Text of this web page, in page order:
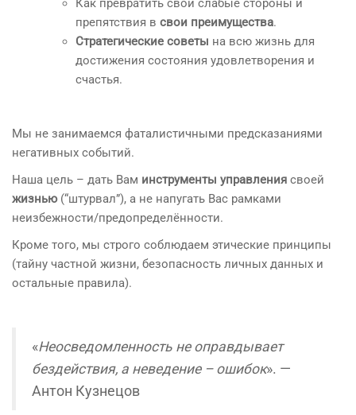
препятствия в свои преимущества.
Стратегические советы на всю жизнь для
достижения состояния удовлетворения и
счастья.
Мы не занимаемся фаталистичными предсказаниями
негативных событий.
Наша цель – дать Вам инструменты управления своей
жизнью(“штурвал”), а не напугать Вас рамками
неизбежности/предопределённости.
Кроме того, мы строго соблюдаем этические принципы
(тайну частной жизни, безопасность личных данных и
остальные правила).
«Неосведомленность не оправдывает
бездействия, а неведение – ошибок». —
Антон Кузнецов